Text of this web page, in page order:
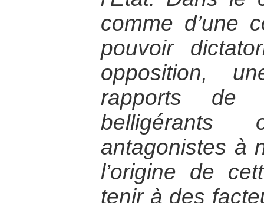
comme d’une
pouvoir
opposition,
rapports de
antagonistes à
l’origine de
tenir à des